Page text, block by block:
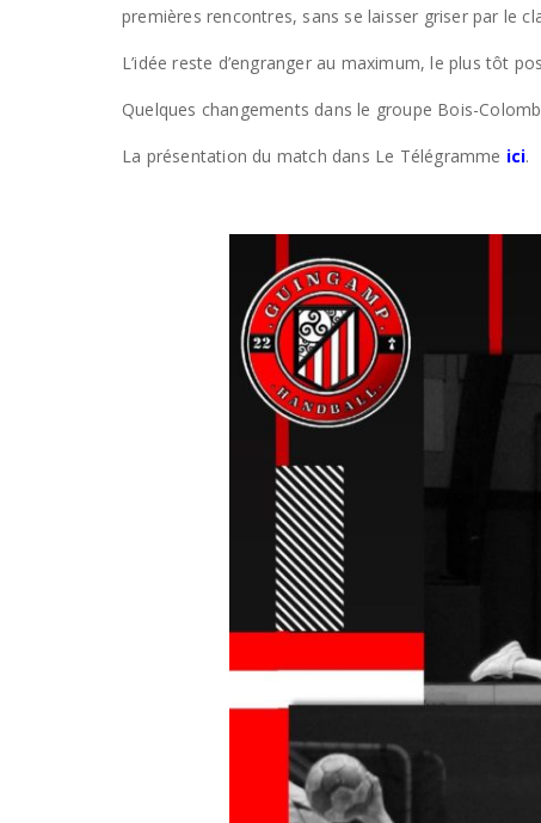
premières rencontres, sans se laisser griser par le
L’idée reste d’engranger au maximum, le plus tôt
Quelques changements dans le groupe Bois-
La présentation du match dans Le Télégramme ici.